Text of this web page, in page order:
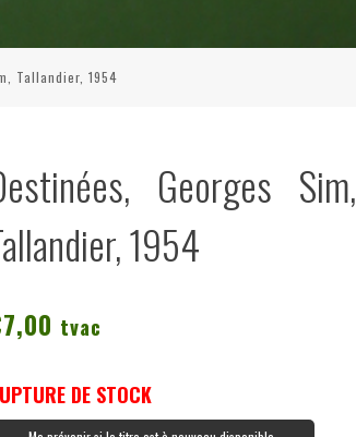
Tallandier, 1954
Georges Sim,
1954
7,00 tvac
DE STOCK